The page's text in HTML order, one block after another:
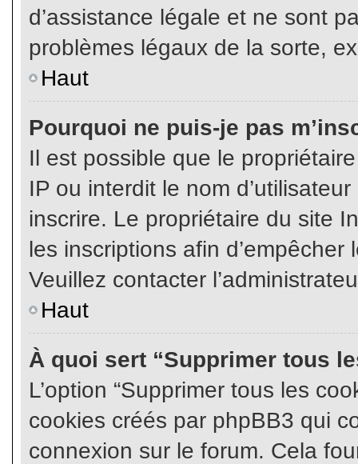
d’assistance légale et ne sont
problèmes légaux de la sorte,
Haut
Pourquoi ne puis-je pas
Il est possible que le
IP ou interdit le nom
inscrire. Le propriétaire du site
les inscriptions afin d’empêcher
Veuillez contacter
Haut
À quoi sert “Supprimer tous
L’option “Supprimer tous les
cookies créés par phpBB3 qui
connexion sur le forum. Cela